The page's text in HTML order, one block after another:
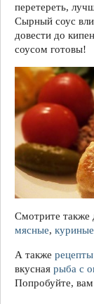
перетереть,
Сырный соус
довести до
соусом готовы!
Смотрите также
мясные,
А также
вкусная рыба с
Попробуйте,